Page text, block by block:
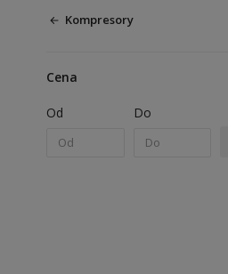
Kompresory
Cena
Od Do